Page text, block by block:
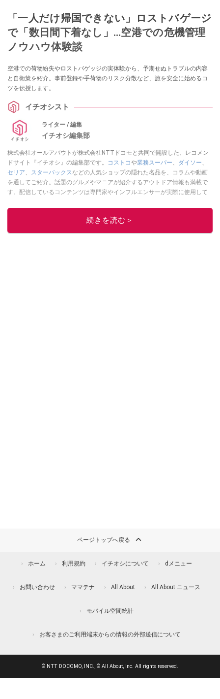
「一人だけ帰国できない」ロストバゲージ
で「数日間下着なし」…空港での危機管理
ノウハウ体験談
空港での荷物紛失やロストバゲッジの実体験から、予期せぬトラブルの内容
と自衛策を紹介。事前登録や手荷物のリスク分散など、旅を安全に始めるコ
ツを伝授します。
イチオシスト
ライター / 編集
イチオシ編集部
株式会社オールアバウトが株式会社NTTドコモと共同で開設した、レコメン
ドサイト『イチオシ』の編集部です。
コストコや業務スーパー、 ダイソー、
セリア、 スターバックスなどの人気ショップの隠れた名品を、コラムや動画
を通してご紹介。話題のグルメやマニアが紹介するアウトドア情報も満載で
す。配信しているコンテンツは専門家やインフルエンサーが実際に使用して
ニュースでフォロー
続きを読む＞
ページトップへ戻る
ホーム 利用規約 イチオシについて dメニュー
お問い合わせ ママテナ All About All About ニュース
モバイル空間統計
お客さまのご利用端末からの情報の外部送信について
© NTT DOCOMO, INC., © All About, Inc. All rights reserved.